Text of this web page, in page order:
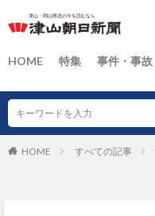
HOME 特集 事件・事故
HOME すべての記事